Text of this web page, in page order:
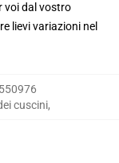
voi dal vostro
lievi variazioni nel
cuscini,